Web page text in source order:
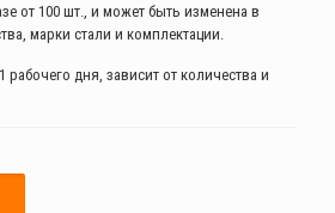
от 100 шт., и может быть изменена в
марки стали и комплектации.
рабочего дня, зависит от количества и